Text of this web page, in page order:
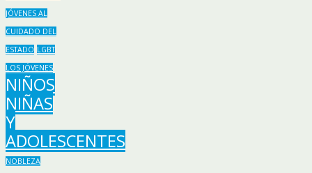
JÓVENES AL
CUIDADO DEL
ESTADO LGBT
LOS JÓVENES
NIÑOS
NIÑAS
Y
ADOLESCENTES
NOBLEZA